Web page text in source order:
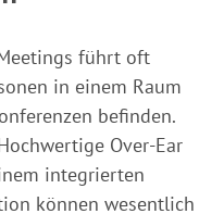
führt oft
in einem Raum
befinden.
Over-Ear
integrierten
können wesentlich